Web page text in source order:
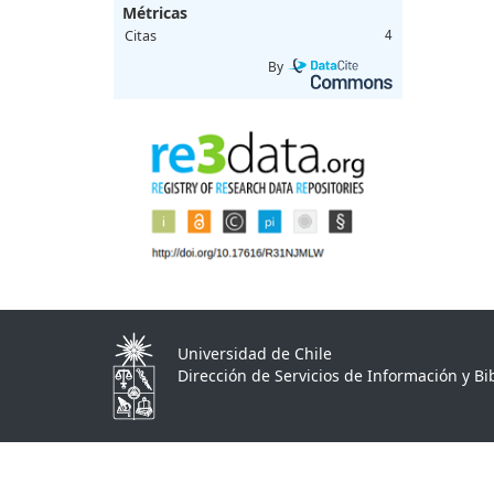
Métricas
Citas 4
By
Universidad de Chile
Dirección de Servicios de Información y